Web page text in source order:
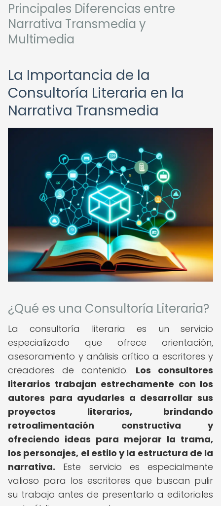
Principales Diferencias entre
Narrativa Transmedia y
Multimedia
La Importancia de la
Consultoría Literaria en la
Narrativa Transmedia
¿Qué es una Consultoría Literaria?
La consultoría literaria es un servicio
especializado que ofrece orientación,
asesoramiento y análisis crítico a escritores y
creadores de contenido. Los consultores
literarios trabajan estrechamente con los
autores para ayudarles a desarrollar sus
proyectos literarios, brindando
retroalimentación constructiva y
ofreciendo ideas para mejorar la trama,
los personajes, el estilo y la estructura de la
narrativa. Este servicio es especialmente
valioso para los escritores que buscan pulir
su trabajo antes de presentarlo a editoriales